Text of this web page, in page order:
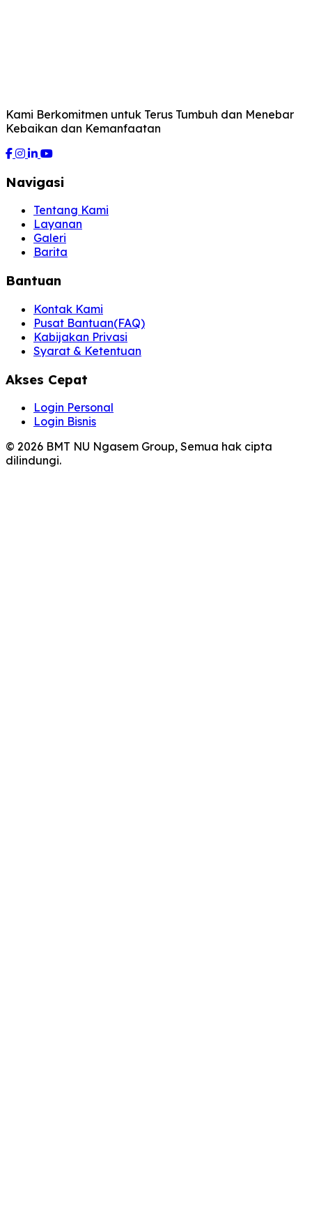
Kami Berkomitmen untuk Terus Tumbuh dan Menebar
Kebaikan dan Kemanfaatan
Facebook
Instagram
LinkedIn
YouTube
Navigasi
Tentang Kami
Layanan
Galeri
Barita
Bantuan
Kontak Kami
Pusat Bantuan(FAQ)
Kabijakan Privasi
Syarat & Ketentuan
Akses Cepat
Login Personal
Login Bisnis
© 2026 BMT NU Ngasem Group, Semua hak cipta
dilindungi.